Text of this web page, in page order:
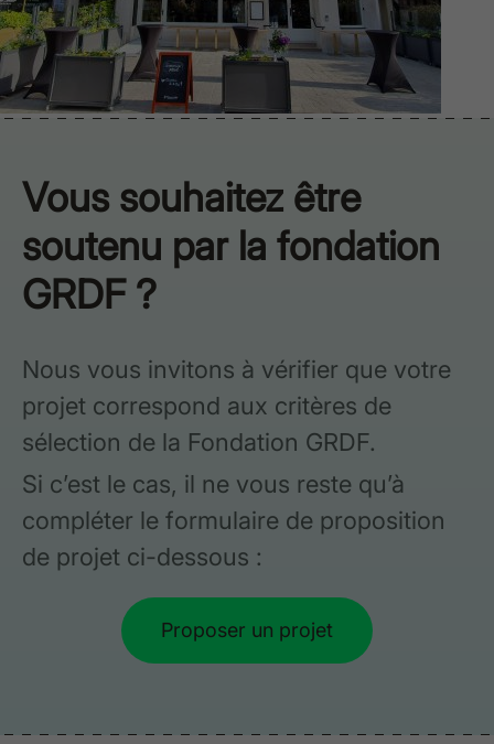
Vous souhaitez être
soutenu par la fondation
GRDF ?
Nous vous invitons à vérifier que votre
projet correspond aux critères de
sélection de la Fondation GRDF.
Si c’est le cas, il ne vous reste qu’à
compléter le formulaire de proposition
de projet ci-dessous :
Proposer un projet